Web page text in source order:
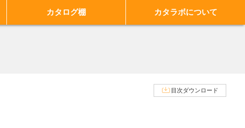
カタログ棚 カタラボについて
目次ダウンロード